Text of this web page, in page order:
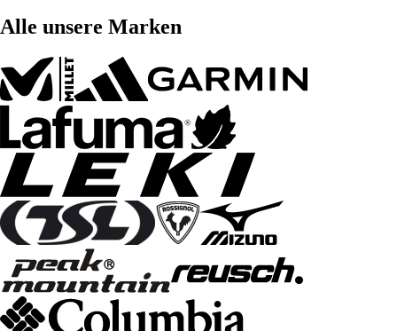
Alle unsere Marken